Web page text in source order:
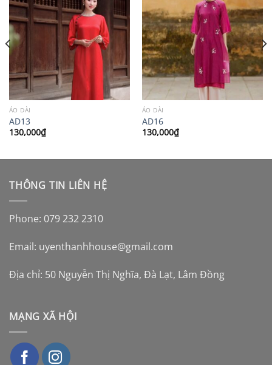
ÁO DÀI
AD13
130,000₫
ÁO DÀI
AD16
130,000₫
THÔNG TIN LIÊN HỆ
Phone: 079 232 2310
Email: uyenthanhhouse@gmail.com
Địa chỉ: 50 Nguyễn Thị Nghĩa, Đà Lạt, Lâm Đồng
MẠNG XÃ HỘI